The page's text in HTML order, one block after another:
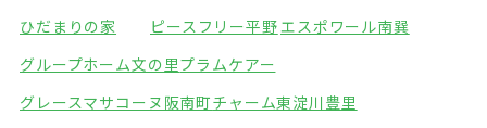
ひだまりの家
ピースフリー平野エスポワール南巽
グループホーム文の里プラムケアー
グレースマサコーヌ阪南町チャーム東淀川豊里